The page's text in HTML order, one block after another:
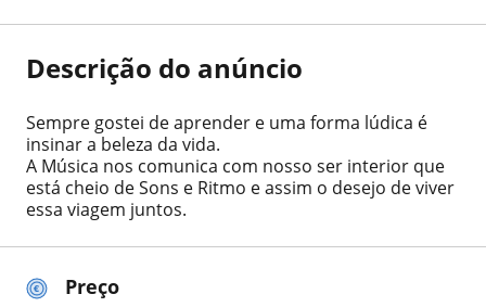
Preço
Descrição do anúncio
Sempre gostei de aprender e uma forma lúdica é
insinar a beleza da vida.
A Música nos comunica com nosso ser interior que
está cheio de Sons e Ritmo e assim o desejo de viver
essa viagem juntos.